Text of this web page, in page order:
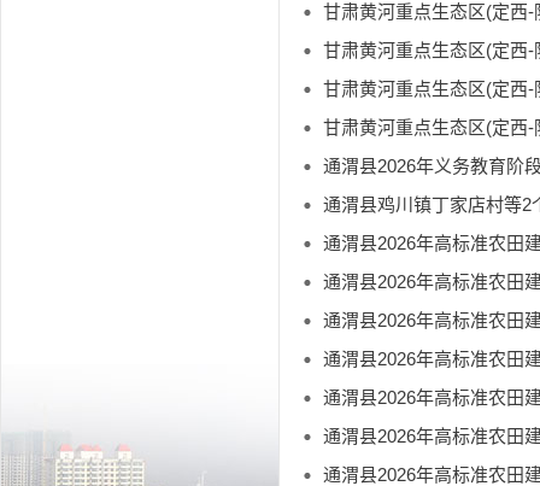
通渭县2026年义务教育阶
通渭县鸡川镇丁家店村等2
通渭县2026年高标准农田
通渭县2026年高标准农田
通渭县2026年高标准农田
通渭县2026年高标准农田